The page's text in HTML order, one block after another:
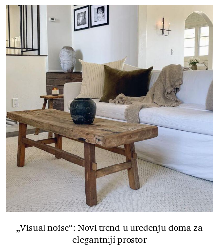
„Visual noise“: Novi trend u uređenju doma za
elegantniji prostor